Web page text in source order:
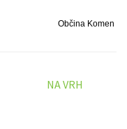
Občina Komen
NA VRH